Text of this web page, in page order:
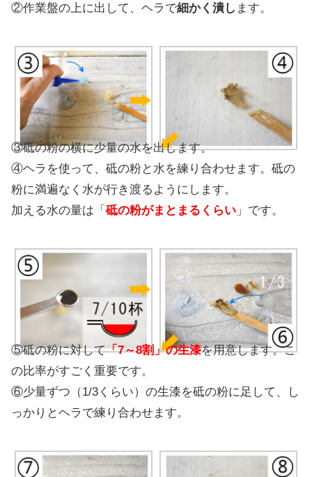
②作業盤の上に出して、ヘラで細かく潰し ます。
③砥の粉の横に少量の水を出します。
④ヘラを使って、砥の粉と水を練り合わせます。砥の
粉に満遍なく水が行き渡るようにします。
加える水の量は「 砥の粉がまとまるくらい 」です。
⑤砥の粉に対して「7～8割」の生漆を用意します。こ
の比率がすごく重要です。
⑥少量ずつ（1/3くらい）の生漆を砥の粉に足して、し
っかりとヘラで練り合わせます。